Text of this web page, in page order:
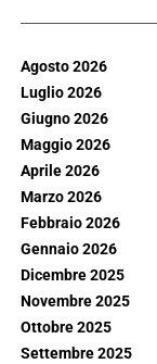
Agosto 2026
Luglio 2026
Giugno 2026
Maggio 2026
Aprile 2026
Marzo 2026
Febbraio 2026
Gennaio 2026
Dicembre 2025
Novembre 2025
Ottobre 2025
Settembre 2025